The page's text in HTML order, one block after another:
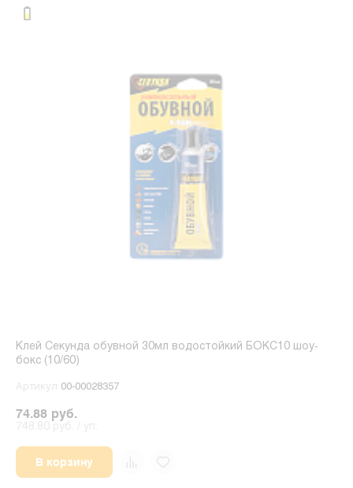
Клей Секунда обувной 30мл водостойкий БОКС10 шоу-
бокс (10/60)
Артикул 00-00028357
74.88 руб.
В корзину